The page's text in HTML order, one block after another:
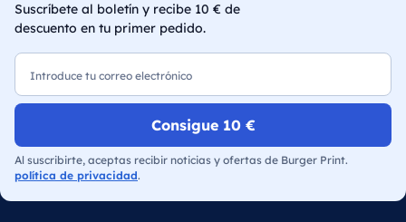
Suscríbete al boletín y recibe 10 € de
descuento en tu primer pedido.
Consigue 10 €
Al suscribirte, aceptas recibir noticias y ofertas de Burger Print.
política de privacidad.